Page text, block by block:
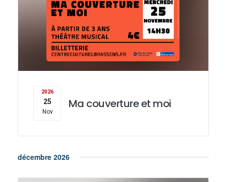
2026
25
Nov
Ma couverture et moi
décembre 2026